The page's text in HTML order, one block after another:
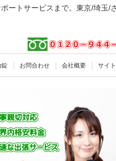
ートサービスまで。東京/埼玉/
錠 お問合わせ 会社概要 サイ